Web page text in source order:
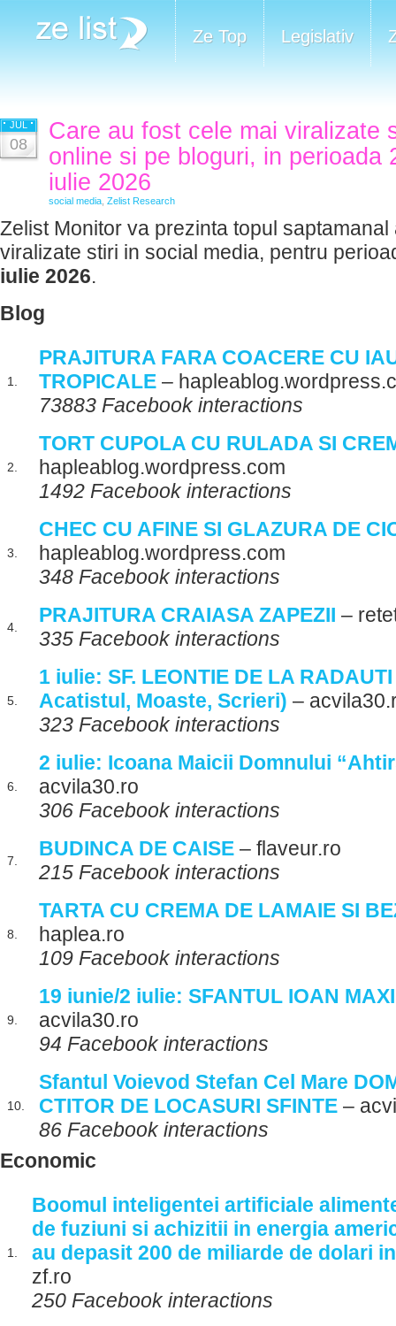
Ze Top Legislativ
JUL
08
Care au fost cele mai viralizate
online si pe bloguri, in perioada
iulie 2026
social media Zelist Research
Zelist Monitor va prezinta topul saptamanal
viralizate stiri in social media, pentru
iulie 2026.
Blog
1.
PRAJITURA FARA COACERE CU
TROPICALE –
73883 Facebook interactions
2.
TORT CUPOLA CU RULADA SI
hapleablog.wordpress.com
1492 Facebook interactions
3.
CHEC CU AFINE SI GLAZURA DE
hapleablog.wordpress.com
348 Facebook interactions
4.
PRAJITURA CRAIASA ZAPEZII –
335 Facebook interactions
5.
1 iulie: SF. LEONTIE DE LA
Acatistul, Moaste, Scrieri) –
323 Facebook interactions
6.
2 iulie: Icoana Maicii Domnului
acvila30.ro
306 Facebook interactions
7.
BUDINCA DE CAISE – flaveur.ro
215 Facebook interactions
8.
TARTA CU CREMA DE LAMAIE SI
haplea.ro
109 Facebook interactions
9.
19 iunie/2 iulie: SFANTUL IOAN
acvila30.ro
94 Facebook interactions
10.
Sfantul Voievod Stefan Cel Mare
CTITOR DE LOCASURI SFINTE –
86 Facebook interactions
Economic
1.
Boomul inteligentei artificiale
de fuziuni si achizitii in energia
au depasit 200 de miliarde de dolari
zf.ro
250 Facebook interactions